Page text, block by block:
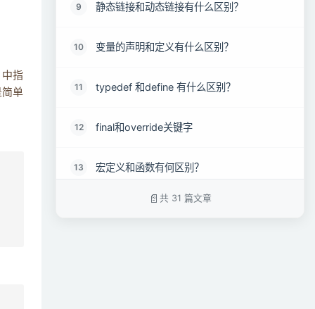
中指
简单
9 静态链接和动态链接有什么区别？
10 变量的声明和定义有什么区别？
11 typedef 和define 有什么区别？
12 final和override关键字
13 宏定义和函数有何区别？
共 31 篇文章